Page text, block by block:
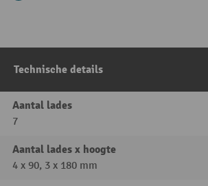
Technische details
Aantal lades
7
Aantal lades x hoogte
4 x 90, 3 x 180 mm